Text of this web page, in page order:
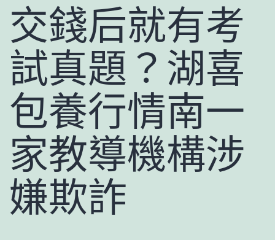
交錢后就有考
試真題？湖喜
包養行情南一
家教導機構涉
嫌欺詐